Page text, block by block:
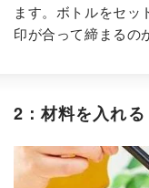
ます。ボトルをセ
印が合って締まるの
2：材料を入れる